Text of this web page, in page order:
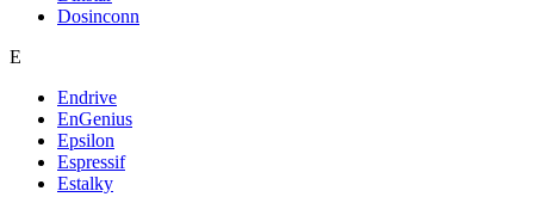
Dosinconn
E
Endrive
EnGenius
Epsilon
Espressif
Estalky